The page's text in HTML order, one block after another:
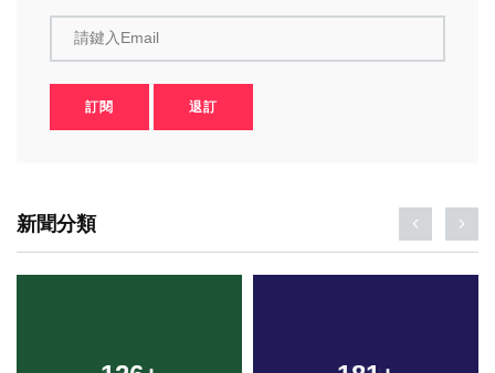
請鍵入Email
訂閱 退訂
新聞分類